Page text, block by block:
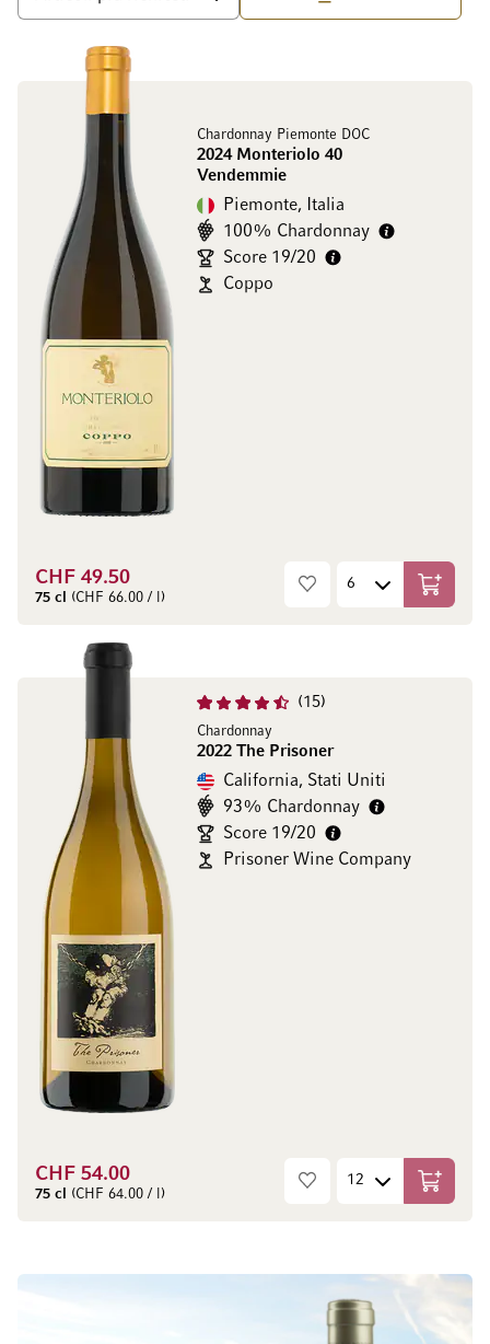
Ordina per
Chardonnay Piemonte DOC
2024 Monteriolo 40
Vendemmie
Piemonte, Italia
100% Chardonnay
Score 19/20
Coppo
CHF 49.50
75 cl (CHF 66.00 / l)
15
Chardonnay
2022 The Prisoner
California, Stati Uniti
93% Chardonnay
Score 19/20
Prisoner Wine Company
CHF 54.00
75 cl (CHF 64.00 / l)